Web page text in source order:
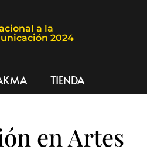
a la
2024
TIENDA
en Artes